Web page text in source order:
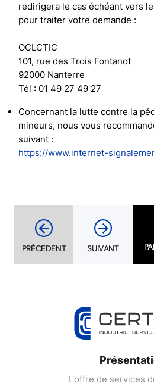
redirigera le cas échéant vers
pour traiter votre demande :
OCLCTIC
101, rue des Trois Fontanot
92000 Nanterre
Tél : 01 49 27 49 27
Concernant la lutte contre la
mineurs, nous vous
suivant :
https://www.internet-
PRÉCEDENT SUIVANT
L'offre de services